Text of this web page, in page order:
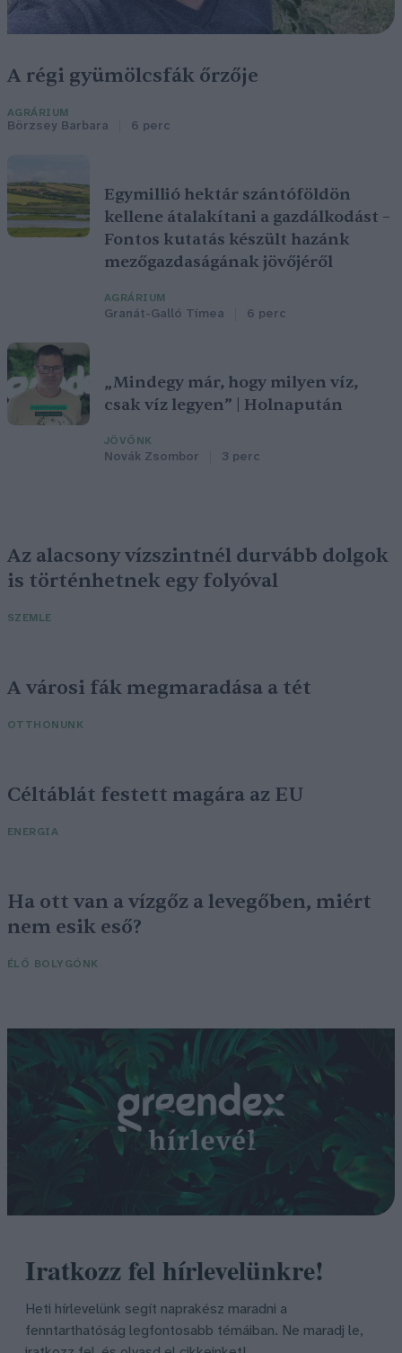
A régi gyümölcsfák őrzője
AGRÁRIUM
Börzsey Barbara 6 perc
Egymillió hektár szántóföldön
kellene átalakítani a gazdálkodást –
Fontos kutatás készült hazánk
mezőgazdaságának jövőjéről
AGRÁRIUM
Granát-Galló Tímea 6 perc
„Mindegy már, hogy milyen víz,
csak víz legyen” | Holnapután
JÖVŐNK
Novák Zsombor 3 perc
Az alacsony vízszintnél durvább dolgok
is történhetnek egy folyóval
SZEMLE
A városi fák megmaradása a tét
OTTHONUNK
Céltáblát festett magára az EU
ENERGIA
Ha ott van a vízgőz a levegőben, miért
nem esik eső?
ÉLŐ BOLYGÓNK
Iratkozz fel hírlevelünkre!
Heti hírlevelünk segít naprakész maradni a
fenntarthatóság legfontosabb témáiban. Ne maradj le,